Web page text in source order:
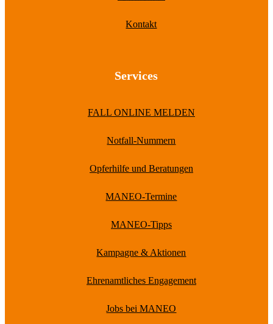
Kontakt
Services
FALL ONLINE MELDEN
Notfall-Nummern
Opferhilfe und Beratungen
MANEO-Termine
MANEO-Tipps
Kampagne & Aktionen
Ehrenamtliches Engagement
Jobs bei MANEO